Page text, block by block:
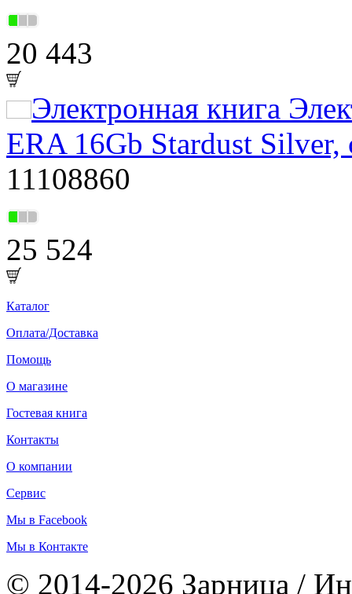
20 443
Электронная книга
ERA 16Gb Stardust Silver,
11108860
25 524
Каталог
Оплата/Доставка
Помощь
О магазине
Гостевая книга
Контакты
О компании
Сервис
Мы в Facebook
Мы в Контакте
© 2014-2026 Зарница /